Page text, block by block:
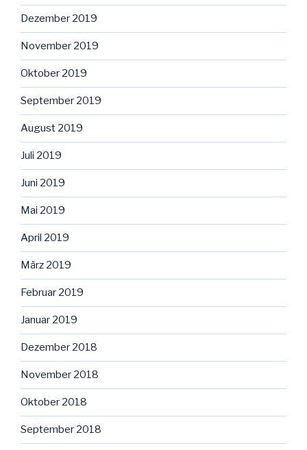
Dezember 2019
November 2019
Oktober 2019
September 2019
August 2019
Juli 2019
Juni 2019
Mai 2019
April 2019
März 2019
Februar 2019
Januar 2019
Dezember 2018
November 2018
Oktober 2018
September 2018